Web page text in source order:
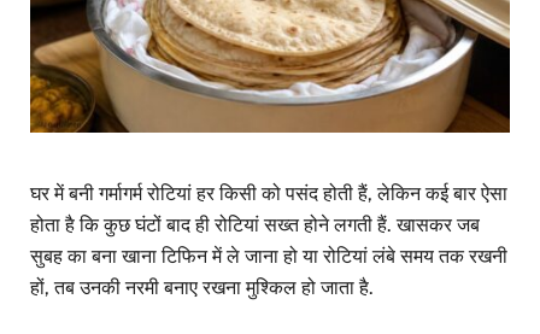
घर में बनी गर्मागर्म रोटियां हर किसी को पसंद होती हैं, लेकिन कई बार ऐसा
होता है कि कुछ घंटों बाद ही रोटियां सख्त होने लगती हैं. खासकर जब
सुबह का बना खाना टिफिन में ले जाना हो या रोटियां लंबे समय तक रखनी
हों, तब उनकी नरमी बनाए रखना मुश्किल हो जाता है.